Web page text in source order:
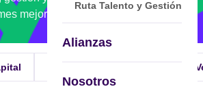
Ruta Talento y Gestión
Alianzas
Nosotros
mejores decisiones y avances
Marketing y